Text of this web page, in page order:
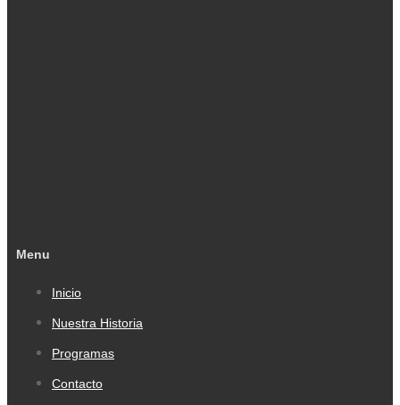
Menu
Inicio
Nuestra Historia
Programas
Contacto